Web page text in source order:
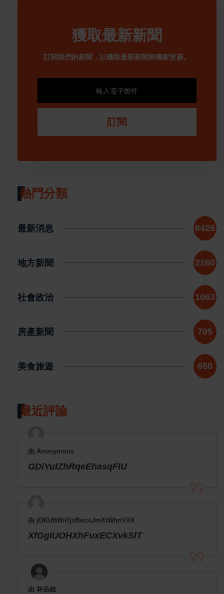
獲取最新新聞
訂閱我們的新聞，以獲取最新新聞和獨家更新。
訂閱
熱門分類
最新消息 6426
地方新聞 2260
社會政治 1063
房產新聞 705
美食旅遊 650
最近評論
由 Anonymous
GDiYulZhRqeEhasqFlU
由 jOKUtWhOjxBwzsJmXtWhnVXK
XfGgIUOHXhFuxECXvkSlT
由 林岳維